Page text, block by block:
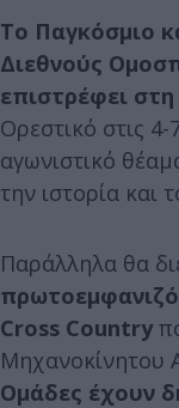
Το Παγκόσμιο
Διεθνούς
επιστρέφει
Ορεστικό στις 4-
αγωνιστικό
την ιστορία και
Παράλληλα θα
Cross Country
Μηχανοκίνητου
Ομάδες έχουν